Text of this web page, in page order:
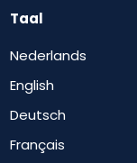
Taal
Nederlands
English
Deutsch
Français